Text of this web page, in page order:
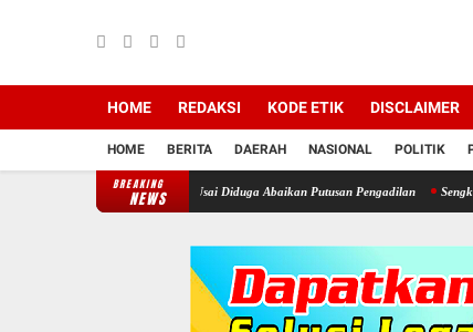
HOME REDAKSI KODE ETIK DISCLAIMER
HOME BERITA DAERAH NASIONAL POLITIK
BREAKING
NEWS
Desa Cimayang Usai Diduga Abaikan Putusan Pengadilan Sengketa